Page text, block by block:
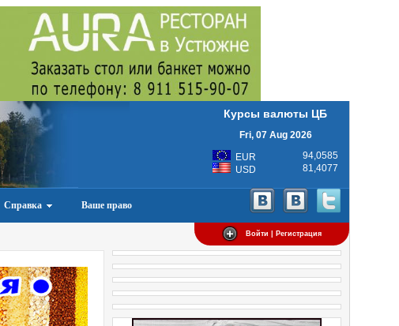
Курсы валюты ЦБ
Fri, 07 Aug 2026
EUR
94,0585
USD
81,4077
Справка Ваше право
Войти | Регистрация